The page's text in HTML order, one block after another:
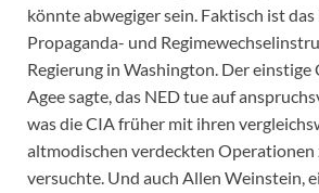
könnte abwegiger sein. Faktisch ist das
Propaganda- und
Regierung in Washington. Der
Agee sagte, das NED tue auf
was die CIA früher mit ihren
altmodischen verdeckten Operationen
versuchte. Und auch Allen Weinstein,